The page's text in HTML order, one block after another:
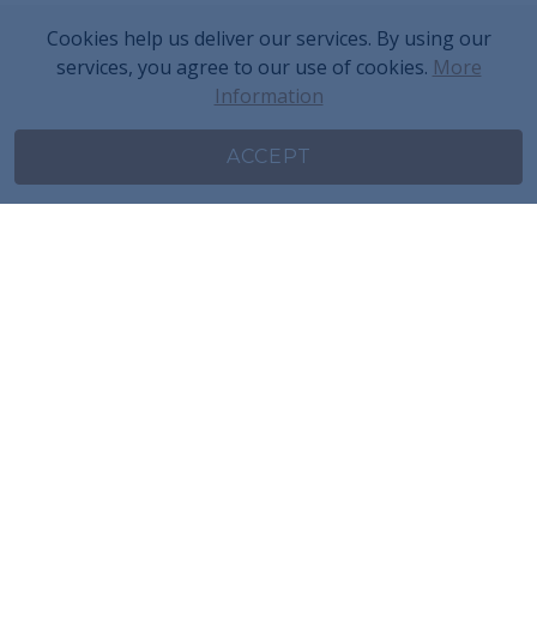
Cookies help us deliver our services. By using our
services, you agree to our use of cookies. More
Information
ACCEPT